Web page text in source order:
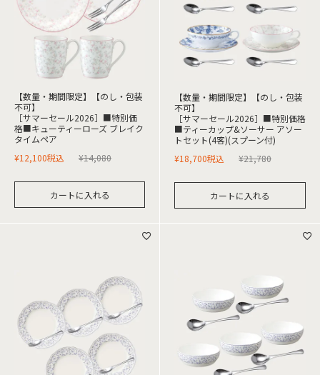
【数量・期間限定】【のし・包装
不可】
［サマーセール2026］■特別価
格■キューティーローズ ブレイク
タイムペア
¥14,080
¥12,100税込
カートに入れる
【数量・期間限定】【のし・包装
不可】
［サマーセール2026］■特別価格
■ティーカップ&ソーサー アソー
トセット(4客)(スプーン付)
¥21,780
¥18,700税込
カートに入れる